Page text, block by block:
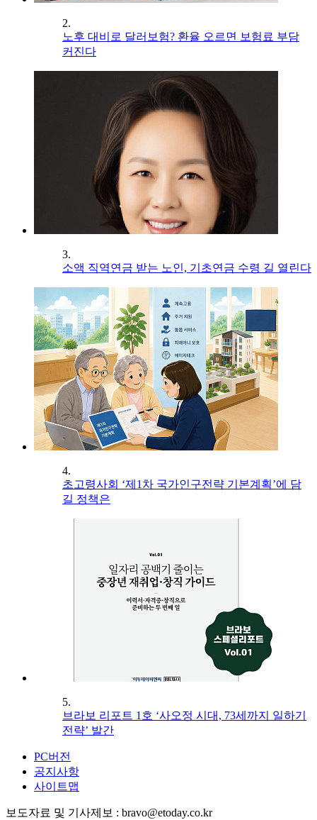
2.
노후 대비로 달러보험? 환율 오르면 보험료 부담
커진다
3.
소액 직역연금 받는 노인, 기초연금 수령 길 열린다
4.
초고령사회 ‘제1차 국가인구전략 기본계획’에 담
길 정책은
5.
브라보 리포트 1호 ‘사오정 시대, 73세까지 일하기
전략’ 발간
PC버전
공지사항
사이트맵
보도자료 및 기사제보 : bravo@etoday.co.kr